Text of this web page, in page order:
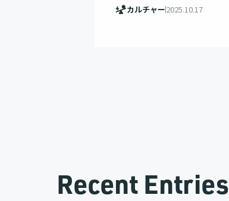
カルチャー2025.10.17
Recent Entries